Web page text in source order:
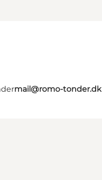
mail@romo-tonder.dk